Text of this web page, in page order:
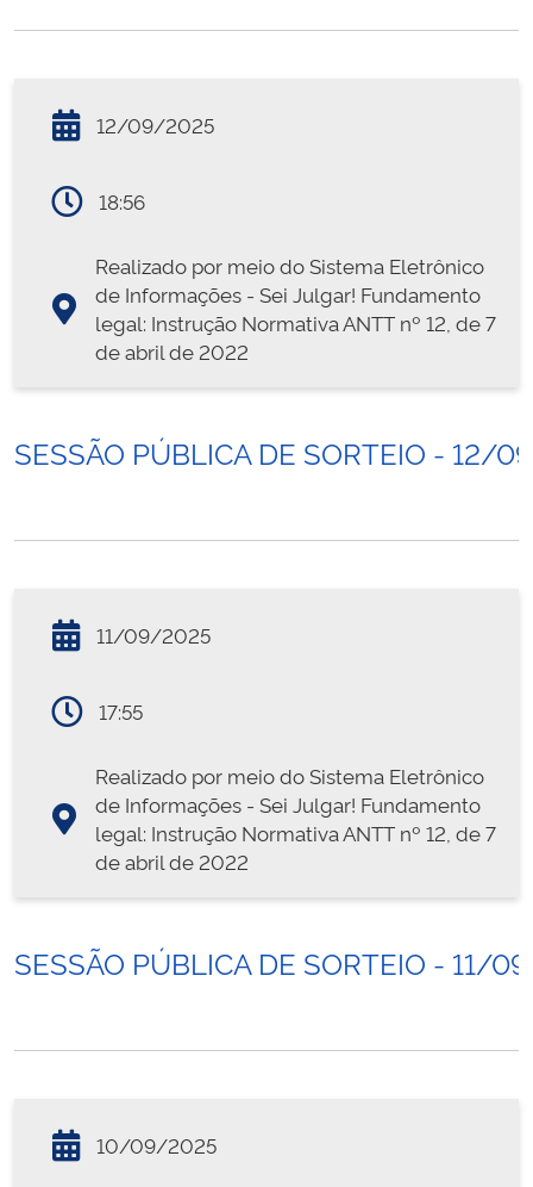
12/09/2025
18:56
Realizado por meio do Sistema Eletrônico
de Informações - Sei Julgar! Fundamento
legal: Instrução Normativa ANTT nº 12, de 7
de abril de 2022
SESSÃO PÚBLICA DE SORTEIO - 12/
11/09/2025
17:55
Realizado por meio do Sistema Eletrônico
de Informações - Sei Julgar! Fundamento
legal: Instrução Normativa ANTT nº 12, de 7
de abril de 2022
SESSÃO PÚBLICA DE SORTEIO - 11/
10/09/2025